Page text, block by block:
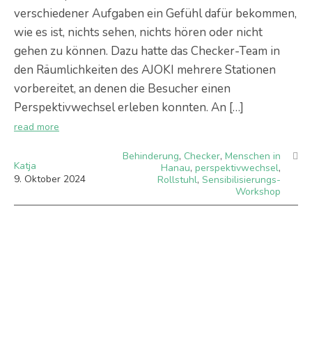
verschiedener Aufgaben ein Gefühl dafür bekommen,
wie es ist, nichts sehen, nichts hören oder nicht
gehen zu können. Dazu hatte das Checker-Team in
den Räumlichkeiten des AJOKI mehrere Stationen
vorbereitet, an denen die Besucher einen
Perspektivwechsel erleben konnten. An […]
read more
Katja
9. Oktober 2024
Behinderung, Checker, Menschen in
Hanau, perspektivwechsel,
Rollstuhl, Sensibilisierungs-
Workshop